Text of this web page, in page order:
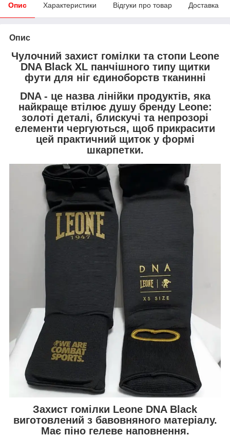
Опис Характеристики Відгуки про товар Доставка
Опис
Чулочний захист гомілки та стопи Leone
DNA Black XL панчішного типу щитки
фути для ніг єдиноборств тканинні
DNA - це назва лінійки продуктів, яка
найкраще втілює душу бренду Leone:
золоті деталі, блискучі та непрозорі
елементи чергуються, щоб прикрасити
цей практичний щиток у формі
шкарпетки.
Захист гомілки Leone DNA Black
виготовлений з бавовняного матеріалу.
Має піно гелеве наповнення.